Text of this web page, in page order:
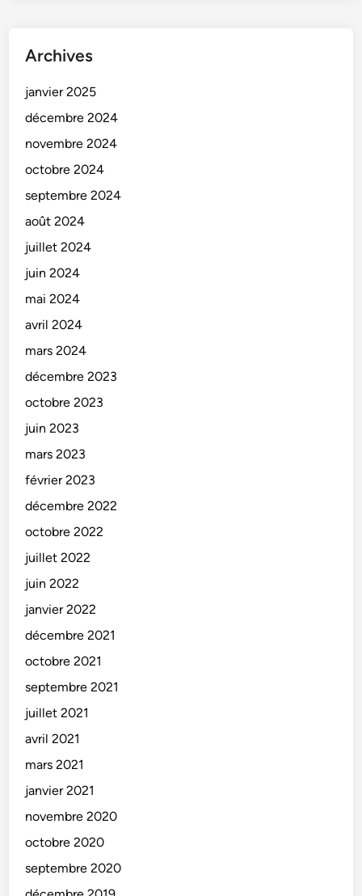
Archives
janvier 2025
décembre 2024
novembre 2024
octobre 2024
septembre 2024
août 2024
juillet 2024
juin 2024
mai 2024
avril 2024
mars 2024
décembre 2023
octobre 2023
juin 2023
mars 2023
février 2023
décembre 2022
octobre 2022
juillet 2022
juin 2022
janvier 2022
décembre 2021
octobre 2021
septembre 2021
juillet 2021
avril 2021
mars 2021
janvier 2021
novembre 2020
octobre 2020
septembre 2020